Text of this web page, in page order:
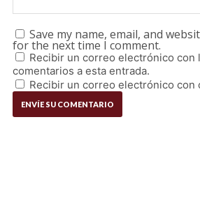
Save my name, email, and
for the next time I comment.
Recibir un correo electrónico con
comentarios a esta entrada.
Recibir un correo electrónico con